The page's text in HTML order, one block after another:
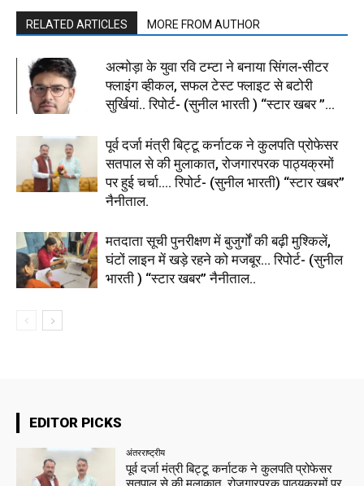
RELATED ARTICLES MORE FROM AUTHOR
अल्मोड़ा के युवा रवि टम्टा ने बनाया सिंगल-सीटर
फ्लाइंग व्हीकल, सफल टेस्ट फ्लाइट से बटोरी
सुर्खियां.. रिपोर्ट- (सुनील भारती ) “स्टार खबर ”...
पूर्व दर्जा मंत्री बिट्टू कर्नाटक ने कुलपति प्रोफेसर
सतपाल से की मुलाकात, रोजगारपरक पाठ्यक्रमों
पर हुई चर्चा…. रिपोर्ट- (सुनील भारती) “स्टार खबर”
नैनीताल.
मतदाता सूची पुनरीक्षण में बुजुर्गों की बढ़ी मुश्किलें,
घंटों लाइन में खड़े रहने को मजबूर… रिपोर्ट- (सुनील
भारती ) “स्टार खबर” नैनीताल..
EDITOR PICKS
अंतरराष्ट्रीय
पूर्व दर्जा मंत्री बिट्टू कर्नाटक ने कुलपति प्रोफेसर